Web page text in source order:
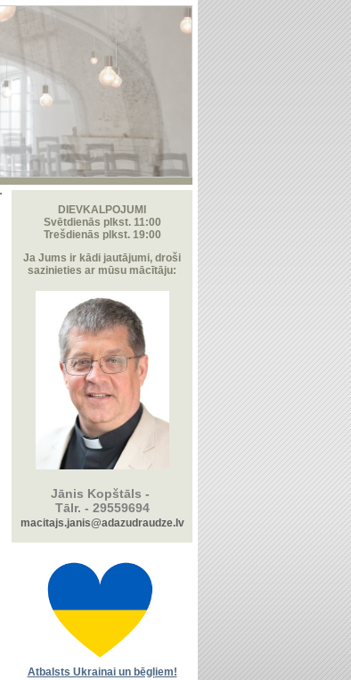
DIEVKALPOJUMI
Svētdienās plkst. 11:00
Trešdienās plkst. 19:00
Ja Jums ir kādi jautājumi, droši
sazinieties ar mūsu mācītāju:
Jānis Kopštāls -
Tālr. - 29559694
macitajs.janis@adazudraudze.lv
Atbalsts Ukrainai un bēgļiem!